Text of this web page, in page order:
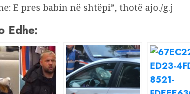
E pres babin në shtëpi”, thotë ajo./g.j
Edhe: